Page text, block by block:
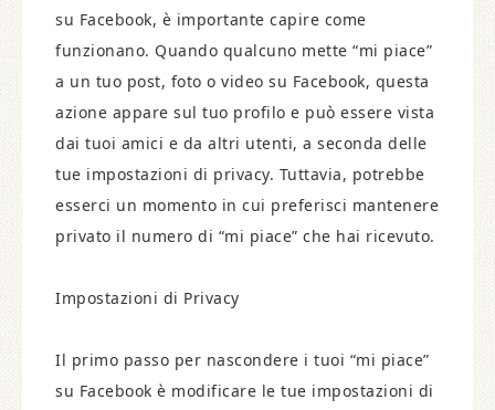
su Facebook, è importante capire come
funzionano. Quando qualcuno mette “mi piace”
a un tuo post, foto o video su Facebook, questa
azione appare sul tuo profilo e può essere vista
dai tuoi amici e da altri utenti, a seconda delle
tue impostazioni di privacy. Tuttavia, potrebbe
esserci un momento in cui preferisci mantenere
privato il numero di “mi piace” che hai ricevuto.
Impostazioni di Privacy
Il primo passo per nascondere i tuoi “mi piace”
su Facebook è modificare le tue impostazioni di